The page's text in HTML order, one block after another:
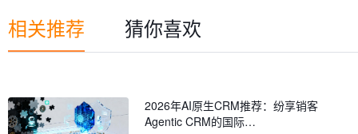
相关推荐 猜你喜欢
2026年AI原生CRM推荐：纷享销客
Agentic CRM的国际…